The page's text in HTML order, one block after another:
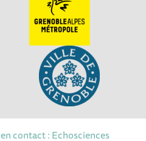
contact : Echosciences